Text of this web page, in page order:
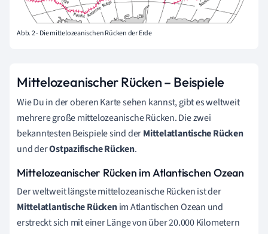
Abb. 2 - Die mittelozeanischen Rücken der Erde
Mittelozeanischer Rücken – Beispiele
Wie Du in der oberen Karte sehen kannst, gibt es weltweit
mehrere große mittelozeanische Rücken. Die zwei
bekanntesten Beispiele sind derMittelatlantische Rücken
und derOstpazifische Rücken.
Mittelozeanischer Rücken im Atlantischen Ozean
Der weltweit längste mittelozeanische Rücken ist der
Mittelatlantische Rückenim Atlantischen Ozean und
erstreckt sich mit einer Länge von über 20.000 Kilometern